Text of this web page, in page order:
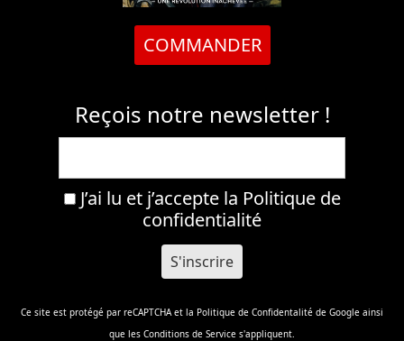
COMMANDER
Reçois notre newsletter !
J’ai lu et j’accepte la Politique de
confidentialité
Ce site est protégé par reCAPTCHA et la Politique de Confidentalité de Google ainsi
que les Conditions de Service s'appliquent.